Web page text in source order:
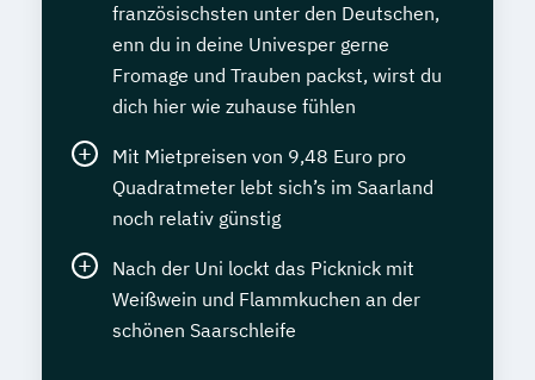
französischsten unter den Deutschen,
enn du in deine Univesper gerne
Fromage und Trauben packst, wirst du
dich hier wie zuhause fühlen
Mit Mietpreisen von 9,48 Euro pro
Quadratmeter lebt sich’s im Saarland
noch relativ günstig
Nach der Uni lockt das Picknick mit
Weißwein und Flammkuchen an der
schönen Saarschleife